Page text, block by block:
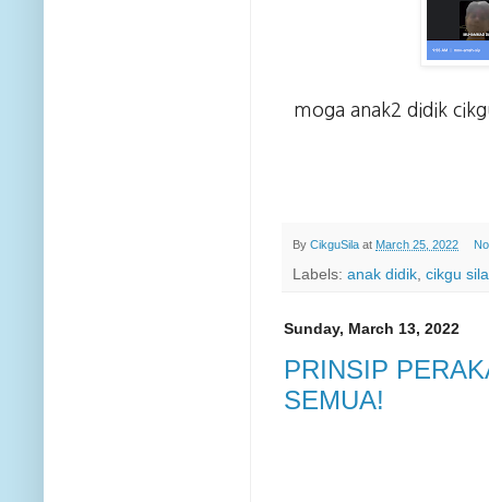
moga anak2 didik
By CikguSila at March 25, 2022
Labels: anak didik cikgu sila
Sunday, March 13, 2022
PRINSIP
SEMUA!